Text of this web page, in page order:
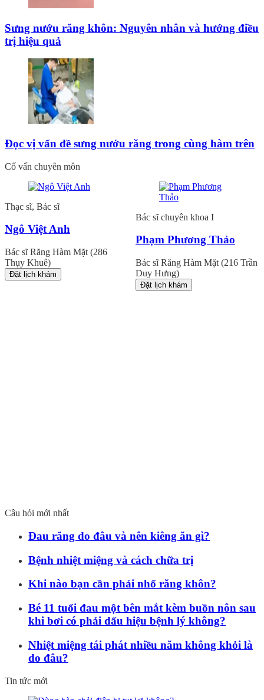
Sưng nướu răng khôn: Nguyên nhân và hướng điều
trị hiệu quả
Đọc vị vấn đề sưng nướu răng trong cùng hàm trên
Cố vấn chuyên môn
Thạc sĩ, Bác sĩ
Ngô Việt Anh
Bác sĩ Răng Hàm Mặt (286
Thụy Khuê)
Đặt lịch khám
Bác sĩ chuyên khoa I
Phạm Phương Thảo
Bác sĩ Răng Hàm Mặt (216 Trần
Duy Hưng)
Đặt lịch khám
Câu hỏi mới nhất
Đau răng do đâu và nên kiêng ăn gì?
Bệnh nhiệt miệng và cách chữa trị
Khi nào bạn cần phải nhổ răng khôn?
Bé 11 tuổi đau một bên mắt kèm buồn nôn sau
khi bơi có phải dấu hiệu bệnh lý không?
Nhiệt miệng tái phát nhiều năm không khỏi là
do đâu?
Tin tức mới